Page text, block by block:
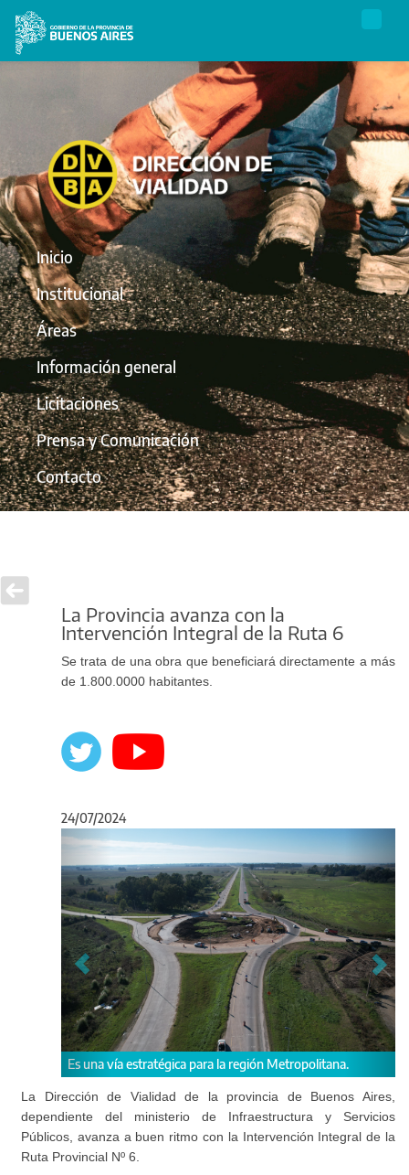
Inicio
Institucional
Áreas
Información general
Licitaciones
Prensa y Comunicación
Contacto
La Provincia avanza con la
Intervención Integral de la Ruta 6
Se trata de una obra que beneficiará directamente a más
de 1.800.0000 habitantes.
24/07/2024
Es una vía estratégica para la región Metropolitana.
Anterior
La Dirección de Vialidad de la provincia de Buenos Aires,
dependiente del ministerio de Infraestructura y Servicios
Públicos, avanza a buen ritmo con la Intervención Integral de la
Ruta Provincial Nº 6.